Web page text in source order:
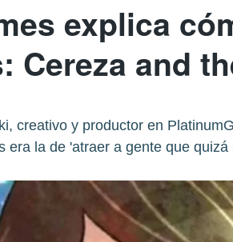
explica
Cereza and
creativo y productor en
era la de 'atraer a gente que